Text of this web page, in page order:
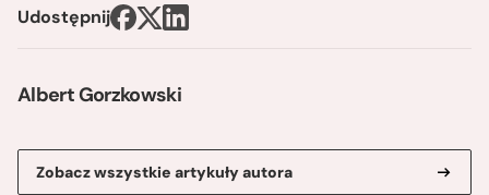
Albert Gorzkowski
Zobacz wszystkie artykuły autora
Udostępnij